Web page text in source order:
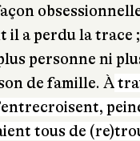
il a perdu la trace
personne ni
de famille. À
tous de